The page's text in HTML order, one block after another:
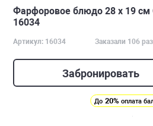
Фарфоровое блюдо 28 х 19 см
16034
Артикул: 16034 Заказали 106 раз
Забронировать
До 20% оплата